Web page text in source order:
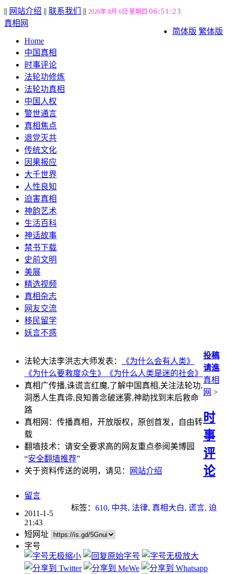
|| 网站介绍 || 联系我们 || 2026年 8月 6日 星期四 06:51:24
简体版 繁体版
真相网
Home
中国真相
时事评论
法轮功修炼
法轮功真相
中国人权
警世通言
真相焦点
退党灭共
传统文化
因果报应
大千世界
人性良知
迫害真相
神韵艺术
生活百科
神话故事
禁书下载
史前文明
美展
精选视频
真相杂志
网友交流
移民留学
妖言不惑
法轮大法李洪志大师发表：
《为什么会有人类》
《为什么要救度众生》
《为什么人类是迷的社会》
真相广传播,诛谎言红魔,了解中国真相,关注法轮功,
洞悉人生真谛,良知善念破迷雾,神助找到末后救命
路
真相网：传播真相，开放版权，原创首发，自由转
载
翻墙技术：请安全要求高的网友重点参阅美博园
“安全翻墙推荐”
关于资料传送的说明，请见：
网站介绍
投稿
请進
真相
网 >
时
事
评
论
留言
标签： 610, 中共, 法律, 真相大白, 谎言, 迫
2011-1-5
21:43
短网址
字号